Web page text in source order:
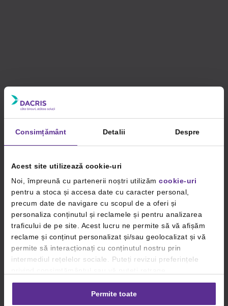
Consimțământ Detalii Despre
Acest site utilizează cookie-uri
Noi, împreună cu partenerii noștri utilizăm cookie-uri
pentru a stoca și accesa date cu caracter personal,
precum date de navigare cu scopul de a oferi și
personaliza conținutul și reclamele și pentru analizarea
traficului de pe site. Acest lucru ne permite să vă afișăm
reclame și conținut personalizat și/sau geolocalizat și vă
permite să interacționați cu conținutul nostru prin
intermediul rețelelor sociale. Puteți revizui preferințele
consimțământul oricând, făcând click pe linkul către
setările dvs. de cookie-uri.Permite toate